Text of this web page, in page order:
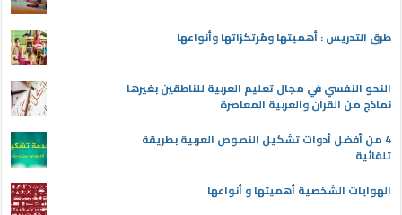
طرق التدريس : أهميتها ومُرتكزاتها وأنواعها
النحو النفسي في مجال تعليم العربية للناطقين بغيرها
نماذج من القرآن والعربية المعاصرة
4 من أفضل أدوات تشكيل النصوص العربية بطريقة
تلقائية
الهوايات الشخصية أهميتها و أنواعها